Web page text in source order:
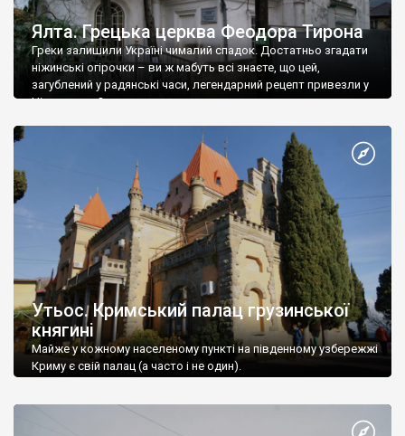
Ялта. Грецька церква Феодора Тирона
Греки залишили Україні чималий спадок. Достатньо згадати
ніжинські огірочки – ви ж мабуть всі знаєте, що цей,
загублений у радянські часи, легендарний рецепт привезли у
Ніжин греки?
Утьос. Кримський палац грузинської
княгині
Майже у кожному населеному пункті на південному узбережжі
Криму є свій палац (а часто і не один).